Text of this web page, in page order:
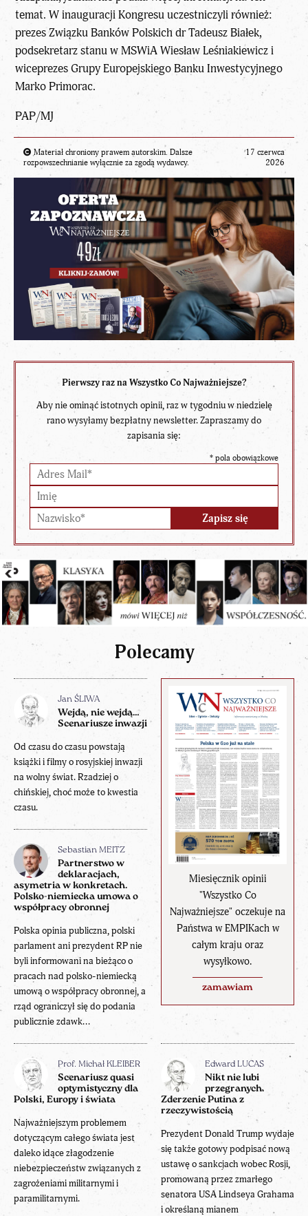
temat. W inauguracji Kongresu uczestniczyli również:
prezes Związku Banków Polskich dr Tadeusz Białek,
podsekretarz stanu w MSWiA Wiesław Leśniakiewicz i
wiceprezes Grupy Europejskiego Banku Inwestycyjnego
Marko Primorac.
PAP/MJ
Materiał chroniony prawem autorskim. Dalsze
rozpowszechnianie wyłącznie za zgodą wydawcy.
17 czerwca
2026
Pierwszy raz na Wszystko Co Najważniejsze?
Aby nie ominąć istotnych opinii, raz w tygodniu w niedzielę
rano wysyłamy bezpłatny newsletter. Zapraszamy do
zapisania się:
* pola obowiązkowe
Polecamy
Miesięcznik opinii
"Wszystko Co
Najważniejsze" oczekuje na
Państwa w EMPIKach w
całym kraju oraz
wysyłkowo.
zamawiam
Jan ŚLIWA
Wejdą, nie wejdą…
Scenariusze inwazji
Od czasu do czasu powstają
książki i filmy o rosyjskiej inwazji
na wolny świat. Rzadziej o
chińskiej, choć może to kwestia
czasu.
Sebastian MEITZ
Partnerstwo w
deklaracjach,
asymetria w konkretach.
Polsko-niemiecka umowa o
współpracy obronnej
Polska opinia publiczna, polski
parlament ani prezydent RP nie
byli informowani na bieżąco o
pracach nad polsko-niemiecką
umową o współpracy obronnej, a
rząd ograniczył się do podania
publicznie zdawk...
Prof. Michał KLEIBER
Scenariusz quasi
optymistyczny dla
Polski, Europy i świata
Najważniejszym problemem
dotyczącym całego świata jest
daleko idące złagodzenie
niebezpieczeństw związanych z
zagrożeniami militarnymi i
paramilitarnymi.
Edward LUCAS
Nikt nie lubi
przegranych.
Zderzenie Putina z
rzeczywistością
Prezydent Donald Trump wydaje
się także gotowy podpisać nową
ustawę o sankcjach wobec Rosji,
promowaną przez zmarłego
senatora USA Lindseya Grahama
i określaną mianem